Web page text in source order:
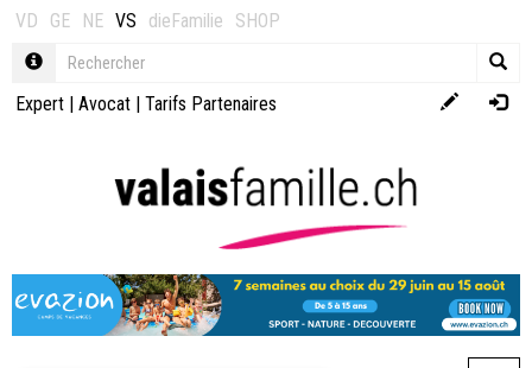
VD GE NE VS dieFamilie SHOP
Expert | Avocat | Tarifs Partenaires